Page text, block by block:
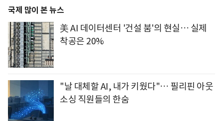
국제 많이 본 뉴스
美 AI 데이터센터 '건설 붐'의 현실… 실제
착공은 20%
"날 대체할 AI, 내가 키웠다"… 필리핀 아웃
소싱 직원들의 한숨